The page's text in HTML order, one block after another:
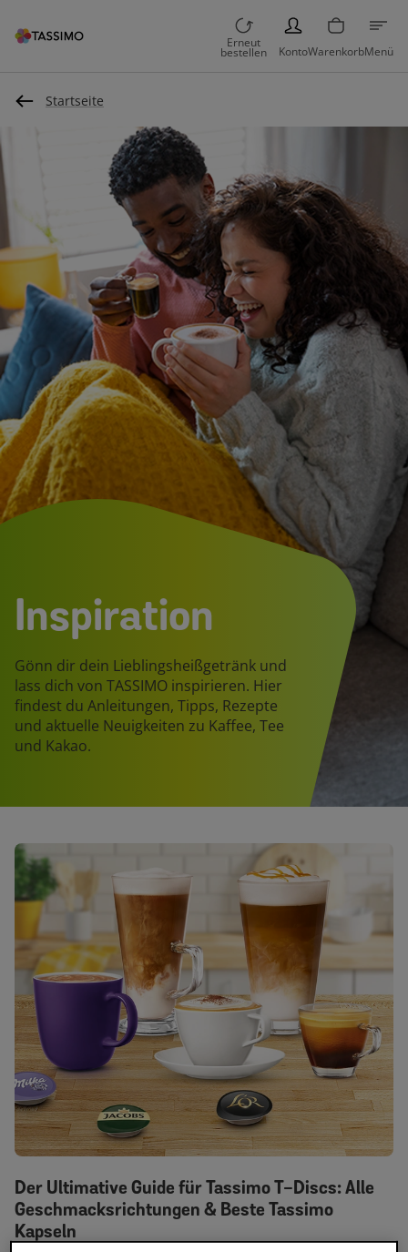
Erneut
bestellen
PERSON
KontoWarenkorbMenü
Startseite
Inspiration
Gönn dir dein Lieblingsheißgetränk und
lass dich von TASSIMO inspirieren. Hier
findest du Anleitungen, Tipps, Rezepte
und aktuelle Neuigkeiten zu Kaffee, Tee
und Kakao.
Der Ultimative Guide für Tassimo T-Discs: Alle
Geschmacksrichtungen & Beste Tassimo
Kapseln